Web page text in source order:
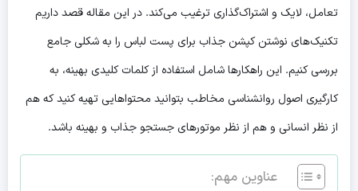
تعامل، لایک و اشتراک‌گذاری ترغیب می‌کند. در این مقاله قصد داریم
تکنیک‌های نوشتن کپشن جذاب برای پست لباس را به شکلی جامع
بررسی کنیم. این راهکارها شامل استفاده از کلمات کلیدی بهینه، به
کارگیری اصول روانشناسی مخاطب بتوانید محتواهایی تهیه کنید که هم
از نظر انسانی و هم از نظر موتورهای جستجو جذاب و بهینه باشد.
عناوین مهم: